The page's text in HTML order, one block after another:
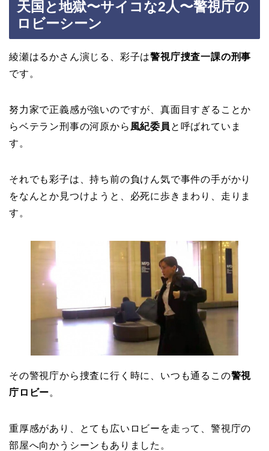
天国と地獄〜サイコな2人〜警視庁の
ロビーシーン
綾瀬はるかさん演じる、彩子は警視庁捜査一課の刑事
です。
努力家で正義感が強いのですが、真面目すぎることか
らベテラン刑事の河原から 風紀委員 と呼ばれていま
す。
それでも彩子は、持ち前の負けん気で事件の手がかり
をなんとか見つけようと、必死に歩きまわり、走りま
す。
その警視庁から捜査に行く時に、いつも通るこの警視
庁ロビー。
重厚感があり、とても広いロビーを走って、警視庁の
部屋へ向かうシーンもありました。